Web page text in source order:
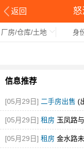
返回
厂房/仓库/土地 身
信息推荐
[05月29日] 二手房出售 (
[05月29日] 租房 玉凤路
[图]
[05月29日] 租房 金水路